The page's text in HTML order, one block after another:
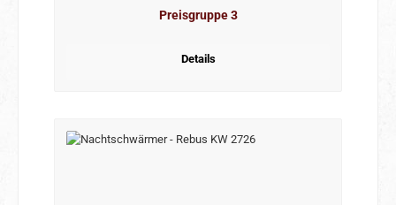
Preisgruppe 3
Details